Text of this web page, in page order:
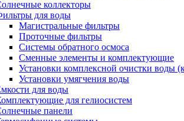
коллекторы
для воды
Магистральные фильтры
Проточные фильтры
Системы обратного осмоса
Сменные элементы и комплектующие
Установки комплексной очистки воды
Установки умягчения воды
для воды
для гелиосистем
панели